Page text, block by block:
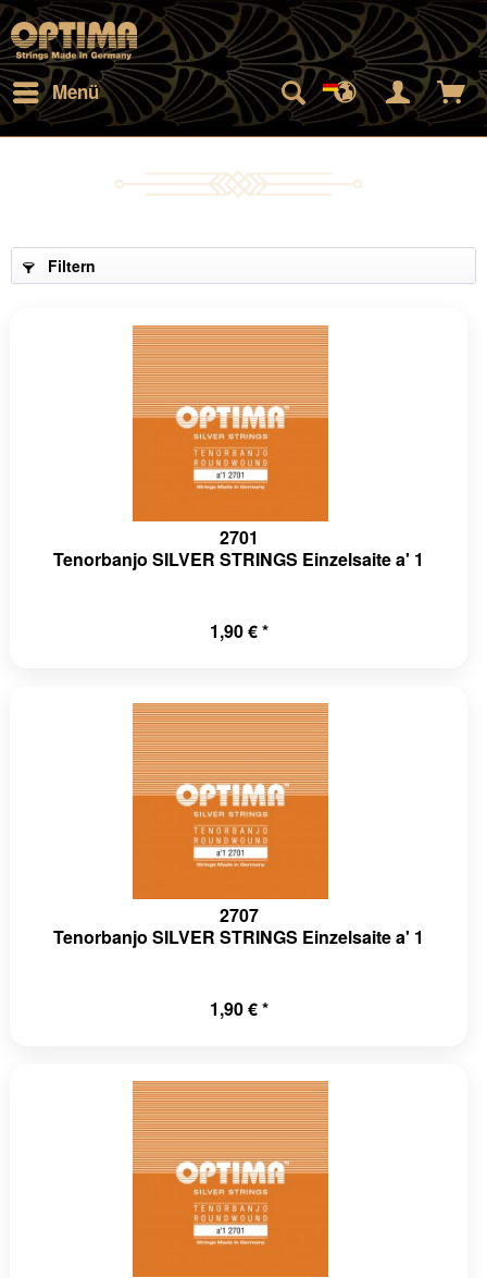
Menü
Filtern
2701
Tenorbanjo SILVER STRINGS Einzelsaite a' 1
1,90 € *
2707
Tenorbanjo SILVER STRINGS Einzelsaite a' 1
1,90 € *